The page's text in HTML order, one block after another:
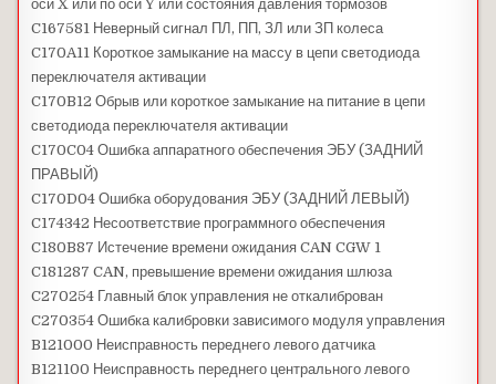
оси X или по оси Y или состояния давления тормозов
C167581 Неверный сигнал ПЛ, ПП, ЗЛ или ЗП колеса
C170A11 Короткое замыкание на массу в цепи светодиода
переключателя активации
C170B12 Обрыв или короткое замыкание на питание в цепи
светодиода переключателя активации
C170C04 Ошибка аппаратного обеспечения ЭБУ (ЗАДНИЙ
ПРАВЫЙ)
C170D04 Ошибка оборудования ЭБУ (ЗАДНИЙ ЛЕВЫЙ)
C174342 Несоответствие программного обеспечения
C180B87 Истечение времени ожидания CAN CGW 1
C181287 CAN, превышение времени ожидания шлюза
C270254 Главный блок управления не откалиброван
C270354 Ошибка калибровки зависимого модуля управления
B121000 Неисправность переднего левого датчика
B121100 Неисправность переднего центрального левого